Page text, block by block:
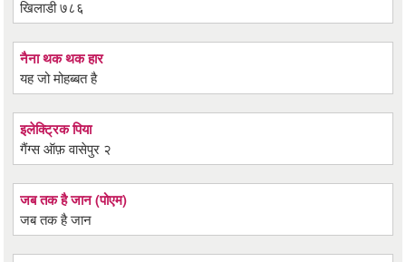
खिलाडी ७८६
नैना थक थक हार
यह जो मोहब्बत है
इलेक्ट्रिक पिया
गैंग्स ऑफ़ वासेपुर २
जब तक है जान (पोएम)
जब तक है जान